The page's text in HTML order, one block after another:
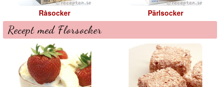
Råsocker Pärlsocker
Recept med Florsocker